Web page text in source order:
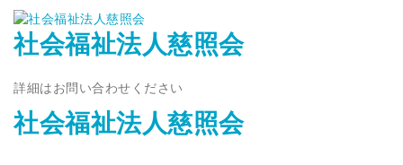
社会福祉法人慈照会
詳細はお問い合わせください
社会福祉法人慈照会